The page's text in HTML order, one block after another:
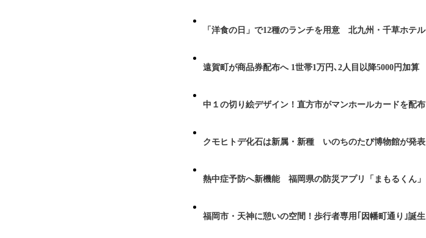
「洋食の日」で12種のランチを用意 北九州・千草ホテル
遠賀町が商品券配布へ 1世帯1万円､2人目以降5000円加算
中１の切り絵デザイン！直方市がマンホールカードを配布
クモヒトデ化石は新属・新種 いのちのたび博物館が発表
熱中症予防へ新機能 福岡県の防災アプリ「まもるくん」
福岡市・天神に憩いの空間！歩行者専用｢因幡町通り｣誕生